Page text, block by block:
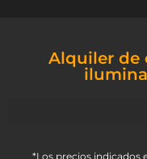
Alquiler de
*Los precios indicados